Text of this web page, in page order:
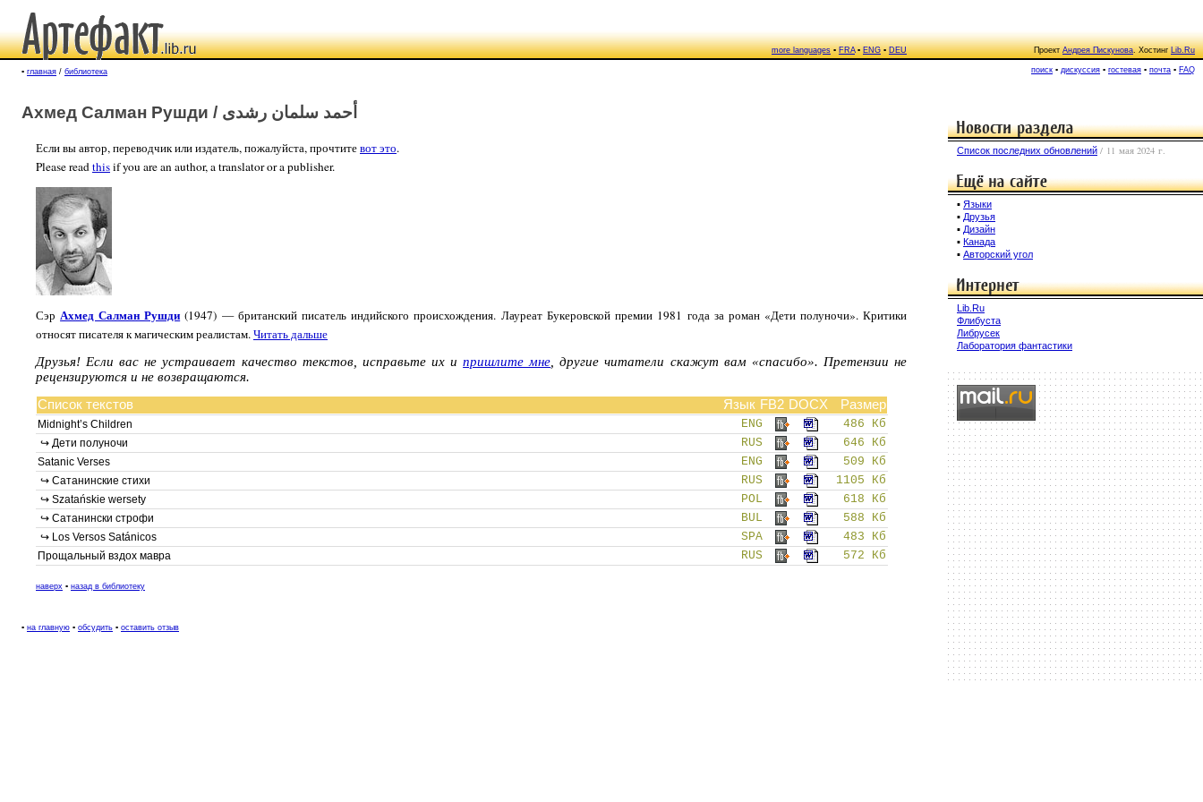
more languages▪FRA▪ENG▪DEU ПроектАндрея Пискунова. ХостингLib.Ru
▪ главная / библиотека поиск ▪ дискуссия ▪ гостевая ▪ почта ▪ FAQ
Ахмед Салман Рушди / أحمد سلمان رشدی
Если вы автор, переводчик или издатель, пожалуйста, прочтитевот это.
Please readthisif you are an author, a translator or a publisher.
СэрАхмед Салман Рушди (1947) — британский писатель индийского происхождения. Лауреат Букеровской премии 1981 года за роман «Дети полуночи». Критики
относят писателя к магическим реалистам.Читать дальше
Друзья! Если вас не устраивает качество текстов, исправьте их ипришлите мне , другие читатели скажут вам «спасибо». Претензии не
рецензируются и не возвращаются.
Список текстов
Язык FB2 DOCX Размер
Midnight’s Children ENG 486 Кб
↪ Дети полуночи RUS 646 Кб
Satanic Verses ENG 509 Кб
↪ Сатанинские стихи RUS 1105 Кб
↪ Szatańskie wersety POL 618 Кб
↪ Сатанински строфи BUL 588 Кб
↪ Los Versos Satánicos SPA 483 Кб
Прощальный вздох мавра RUS 572 Кб
наверх ▪ назад в библиотеку
▪ на главную ▪ обсудить ▪ оставить отзыв
Список последних обновлений / 11 мая 2024 г.
▪ Языки
▪ Друзья
▪ Дизайн
▪ Канада
▪ Авторский угол
Lib.Ru
Флибуста
Либрусек
Лаборатория фантастики